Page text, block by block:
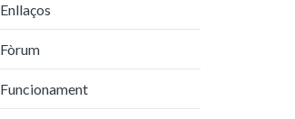
Enllaços
Fòrum
Funcionament